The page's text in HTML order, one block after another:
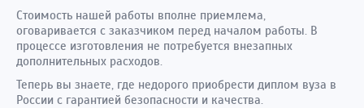
Стоимость нашей работы вполне приемлема,
оговаривается с заказчиком перед началом работы. В
процессе изготовления не потребуется внезапных
дополнительных расходов.
Теперь вы знаете, где недорого приобрести диплом вуза в
России с гарантией безопасности и качества.